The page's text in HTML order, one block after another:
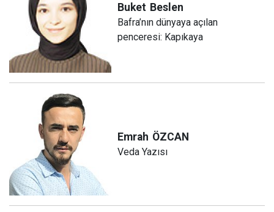
Buket Beslen
Bafra’nın dünyaya açılan
penceresi: Kapıkaya
Emrah ÖZCAN
Veda Yazısı